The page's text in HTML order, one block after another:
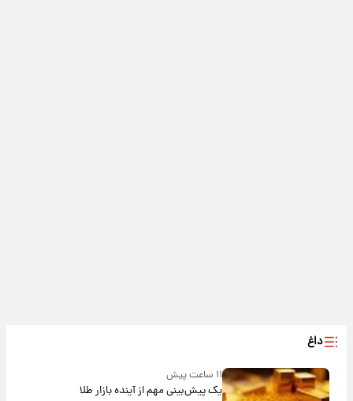
داغ
۱۱ ساعت پیش
یک پیش‌بینی مهم از آینده بازار طلا